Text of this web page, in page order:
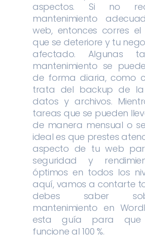
aspectos. Si no
mantenimiento
web, entonces corres
que se deteriore y tu
afectado. Algunas
mantenimiento se
de forma diaria, como
trata del backup de
datos y archivos.
tareas que se pueden
de manera mensual o
ideal es que prestes
aspecto de tu web
seguridad y
óptimos en todos los
aquí, vamos a contarte
debes saber
mantenimiento en
esta guía para
funcione al 100 %.